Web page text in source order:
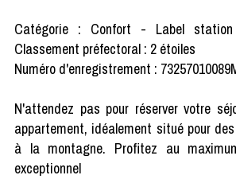
Catégorie : Confort - Label
Classement préfectoral : 2 étoiles
Numéro d'enregistrement :
N'attendez pas pour réserver votre
appartement, idéalement situé pour
à la montagne. Profitez au
exceptionnel